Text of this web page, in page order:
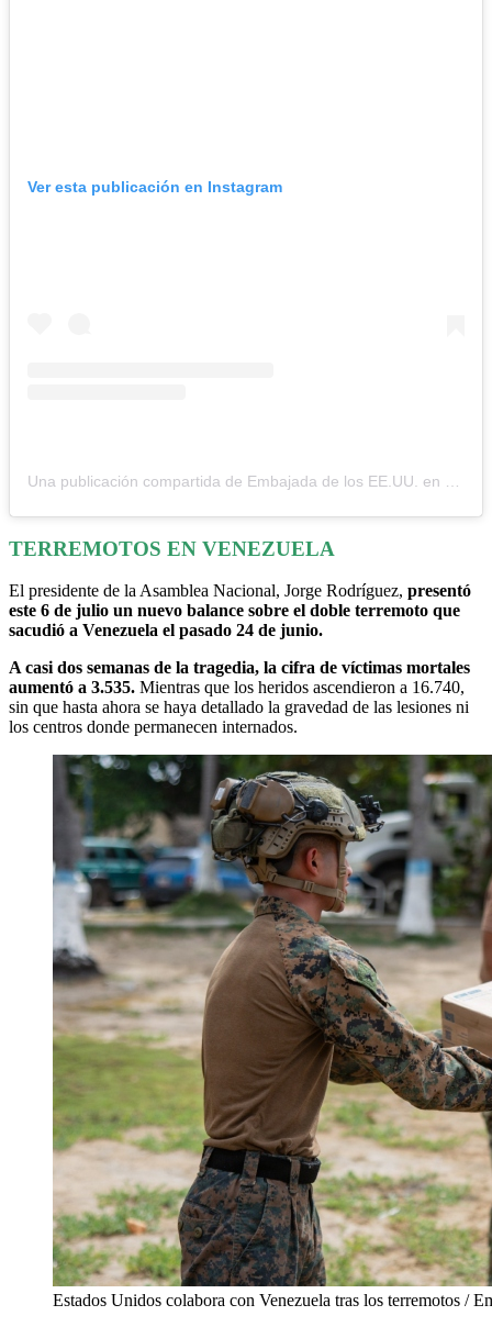
Ver esta publicación en Instagram
TERREMOTOS EN VENEZUELA
El presidente de la Asamblea Nacional, Jorge Rodríguez, presentó
este 6 de julio un nuevo balance sobre el doble terremoto que
sacudió a Venezuela el pasado 24 de junio.
A casi dos semanas de la tragedia, la cifra de víctimas mortales
aumentó a 3.535. Mientras que los heridos ascendieron a 16.740,
sin que hasta ahora se haya detallado la gravedad de las lesiones ni
los centros donde permanecen internados.
Estados Unidos colabora con Venezuela tras los terremotos /